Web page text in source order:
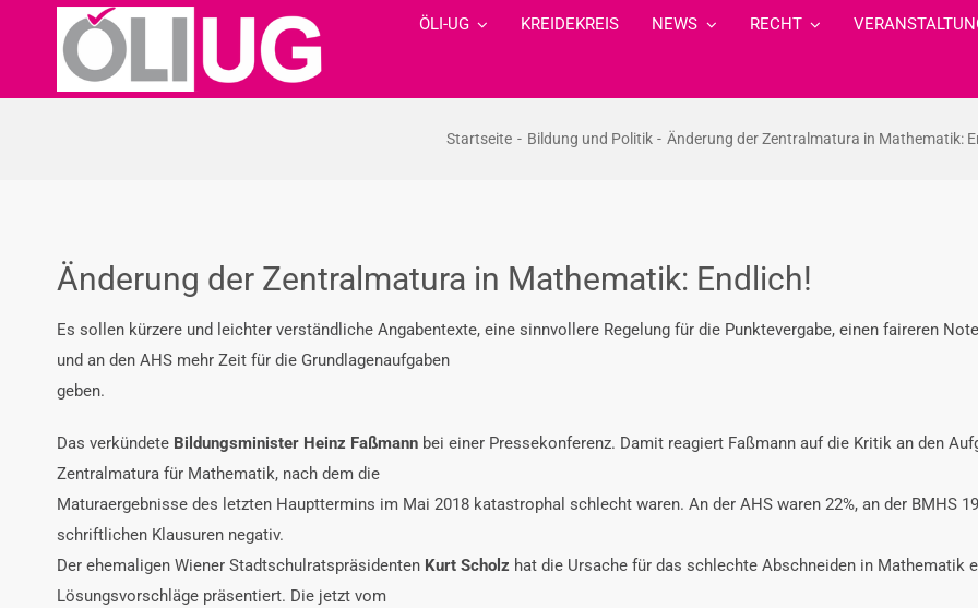
ÖLI-UG KREIDEKREIS NEWS RECHT
Startseite Bildung und Politik Änderung der Zentralmatura in Mathematik:
Änderung der Zentralmatura in Mathematik: Endlich!
Es sollen kürzere und leichter verständliche Angabentexte, eine sinnvollere Regelung für die Punktevergabe, einen faireren
und an den AHS mehr Zeit für die Grundlagenaufgaben
geben.
Das verkündete Bildungsminister Heinz Faßmann bei einer Pressekonferenz. Damit reagiert Faßmann auf die Kritik an den
Zentralmatura für Mathematik, nach dem die
Maturaergebnisse des letzten Haupttermins im Mai 2018 katastrophal schlecht waren. An der AHS waren 22%, an der BMHS
schriftlichen Klausuren negativ.
Der ehemaligen Wiener Stadtschulratspräsidenten Kurt Scholz hat die Ursache für das schlechte Abschneiden in Mathematik
Lösungsvorschläge präsentiert. Die jetzt vom